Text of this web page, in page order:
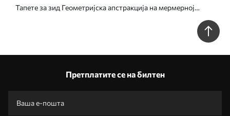
Тапете за зид Геометријска апстракција на мермерној
Претплатите се на билтен